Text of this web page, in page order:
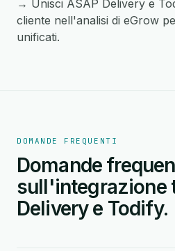
→ Unisci ASAP Delivery e
cliente nell'analisi di eGrow
unificati.
DOMANDE FREQUENTI
Domande
sull'integrazione
Delivery e Todify.